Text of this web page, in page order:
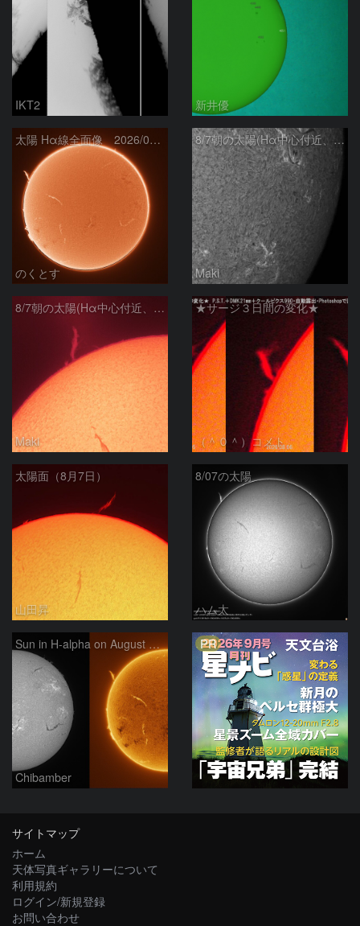
IKT2 新井優
太陽 Hα線全面像 2026/08/07
のくとす
8/7朝の太陽(Hα中心付近、4498、4502付近)
Maki
8/7朝の太陽(Hα中心付近、プロミネンス)
Maki
★サージ３日間の変化★
（＾０＾）コメト
太陽面（8月7日）
山田昇
8/07の太陽
ハム太
Sun in H-alpha on August 7, 2026
Chibamber
PR
サイトマップ
ホーム
天体写真ギャラリーについて
利用規約
ログイン/新規登録
お問い合わせ